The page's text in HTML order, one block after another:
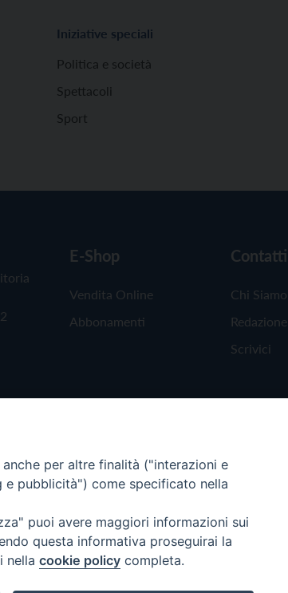
Iniziative speciali
Politica e società
Spettacoli
Sport
E-Shop
Vendita Online
Abbonamenti
Contatti
Chi Siamo
Redazione
Scrivici
per altre finalità ("interazioni e
pubblicità") come specificato nella
puoi avere maggiori informazioni sui
questa informativa proseguirai la
nella cookie policy completa.